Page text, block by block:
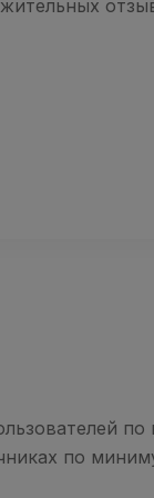
по